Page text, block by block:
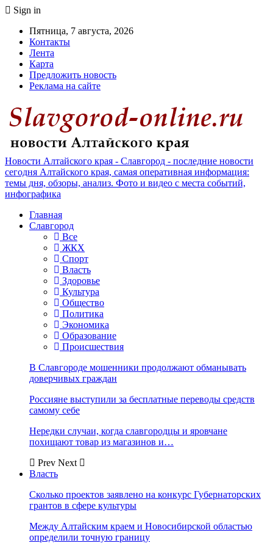
Sign in
Пятница, 7 августа, 2026
Контакты
Лента
Карта
Предложить новость
Реклама на сайте
Новости Алтайского края - Славгород - последние новости
сегодня Алтайского края, самая оперативная информация:
темы дня, обзоры, анализ. Фото и видео с места событий,
инфографика
Главная
Славгород
Все
ЖКХ
Спорт
Власть
Здоровье
Культура
Общество
Политика
Экономика
Образование
Происшествия
В Славгороде мошенники продолжают обманывать
доверчивых граждан
Россияне выступили за бесплатные переводы средств
самому себе
Нередки случаи, когда славгородцы и яровчане
похищают товар из магазинов и…
Prev Next
Власть
Сколько проектов заявлено на конкурс Губернаторских
грантов в сфере культуры
Между Алтайским краем и Новосибирской областью
определили точную границу